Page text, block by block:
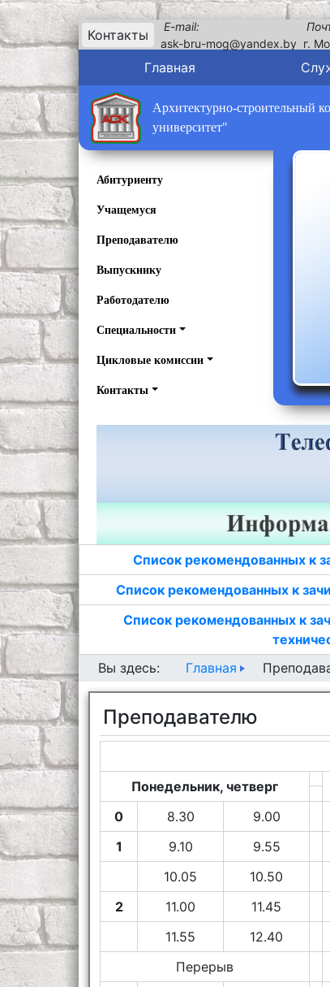
Контакты
E-mail:
ask-bru-mog@yandex.by г.
Главная
Архитектурно-строительный
университет"
Абитуриенту
Учащемуся
Преподавателю
Выпускнику
Работодателю
Специальности
Цикловые комиссии
Контакты
Список рекомендованных к
Список рекомендованных к
Список рекомендованных к
Вы здесь:
Главная
Преподавателю
Понедельник, четверг
0
8.30
9.00
1
9.10 9.55
10.05
10.50
2
11.00 11.45
11.55
12.40
Перерыв